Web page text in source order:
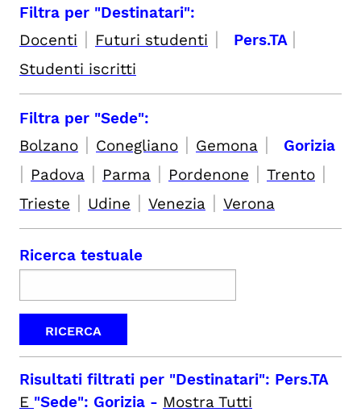
Filtra per "Destinatari":
Docenti | Futuri studenti | Pers.TA |
Studenti iscritti
Filtra per "Sede":
Bolzano | Conegliano | Gemona | Gorizia
| Padova | Parma | Pordenone | Trento |
Trieste | Udine | Venezia | Verona
Ricerca testuale
Risultati filtrati per "Destinatari": Pers.TA
E "Sede": Gorizia - Mostra Tutti